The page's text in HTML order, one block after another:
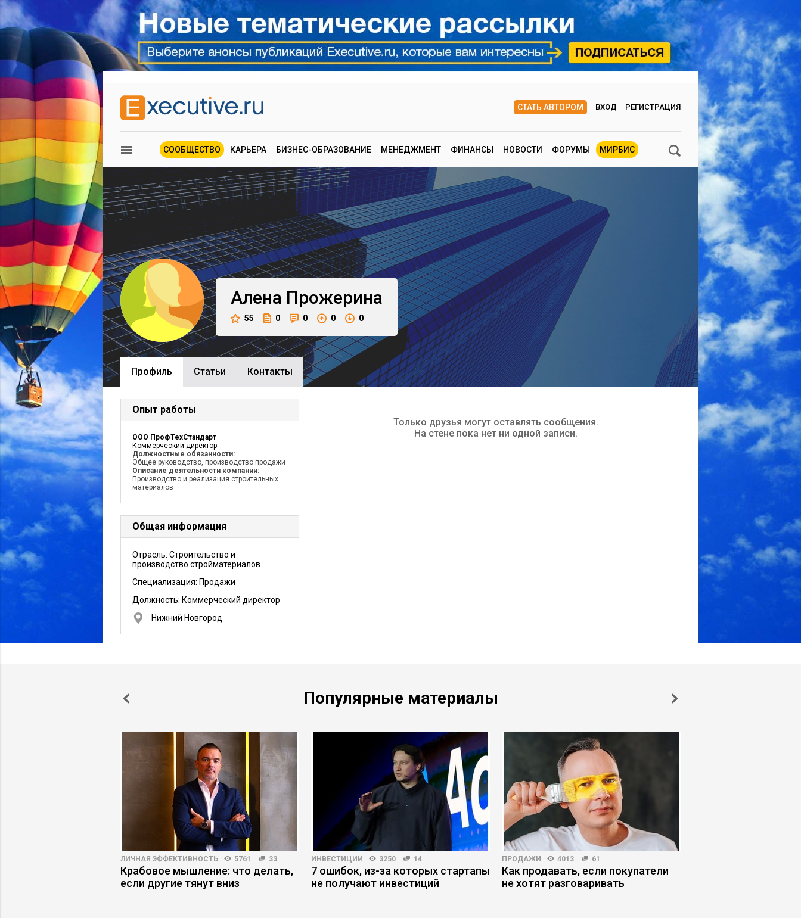
СТАТЬ АВТОРОМ ВХОД РЕГИСТРАЦИЯ
СООБЩЕСТВО КАРЬЕРА БИЗНЕС-ОБРАЗОВАНИЕ МЕНЕДЖМЕНТ ФИНАНСЫ НОВОСТИ ФОРУМЫ МИРБИС
Алена Прожерина
55 0 0 0 0
Профиль Cтатьи Контакты
Опыт работы
ООО ПрофТехСтандарт
Коммерческий директор
Должностные обязанности:
Общее руководство, производство продажи
Описание деятельности компании:
Производство и реализация строительных
материалов
Общая информация
Отрасль: Строительство и
производство стройматериалов
Специализация: Продажи
Должность: Коммерческий директор
Нижний Новгород
Только друзья могут оставлять сообщения.
На стене пока нет ни одной записи.
Популярные материалы
ЛИЧНАЯ ЭФФЕКТИВНОСТЬ 5761 33
Крабовое мышление: что делать,
если другие тянут вниз
ИНВЕСТИЦИИ 3250 14
7 ошибок, из-за которых стартапы
не получают инвестиций
ПРОДАЖИ 4013 61
Как продавать, если покупатели
не хотят разговаривать